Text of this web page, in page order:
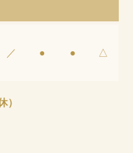
／ ● ● △
）